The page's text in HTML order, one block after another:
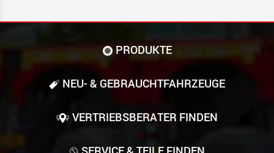
PRODUKTE
NEU- & GEBRAUCHT­FAHRZEUGE
VERTRIEBSBERATER FINDEN